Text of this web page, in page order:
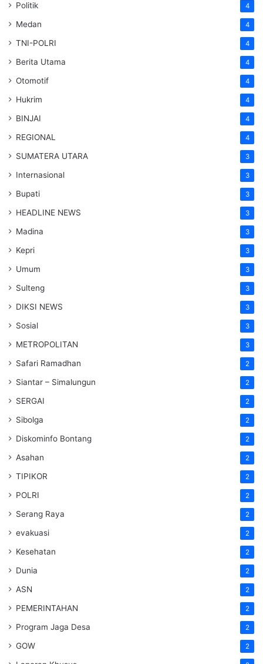
Politik 4
Medan 4
TNI-POLRI 4
Berita Utama 4
Otomotif 4
Hukrim 4
BINJAI 4
REGIONAL 4
SUMATERA UTARA 3
Internasional 3
Bupati 3
HEADLINE NEWS 3
Madina 3
Kepri 3
Umum 3
Sulteng 3
DIKSI NEWS 3
Sosial 3
METROPOLITAN 3
Safari Ramadhan 2
Siantar – Simalungun 2
SERGAI 2
Sibolga 2
Diskominfo Bontang 2
Asahan 2
TIPIKOR 2
POLRI 2
Serang Raya 2
evakuasi 2
Kesehatan 2
Dunia 2
ASN 2
PEMERINTAHAN 2
Program Jaga Desa 2
GOW 2